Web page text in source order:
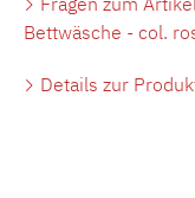
Bettwäsche - col.
Details zur